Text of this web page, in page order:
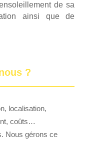
de sa
ainsi que de
?
localisation,
coûts…
Nous gérons ce